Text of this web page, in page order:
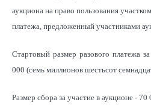
аукциона на право пользования
платежа, предложенный участниками
Стартовый размер разового платежа
000 (семь миллионов шестьсот
Размер сбора за участие в аукционе -